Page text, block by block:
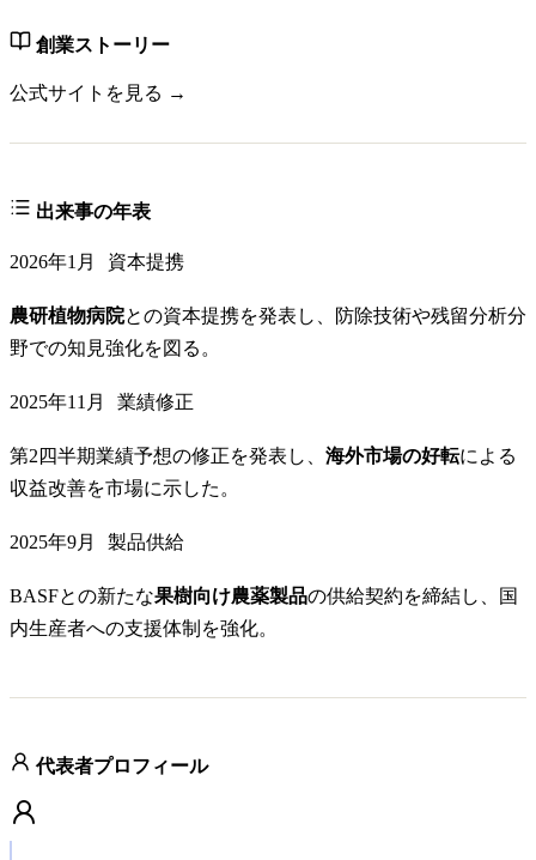
創業ストーリー
公式サイトを見る →
出来事の年表
2026年1月 資本提携
農研植物病院との資本提携を発表し、防除技術や残留分析分
野での知見強化を図る。
2025年11月 業績修正
第2四半期業績予想の修正を発表し、 海外市場の好転による
収益改善を市場に示した。
2025年9月 製品供給
BASFとの新たな果樹向け農薬製品の供給契約を締結し、国
内生産者への支援体制を強化。
代表者プロフィール